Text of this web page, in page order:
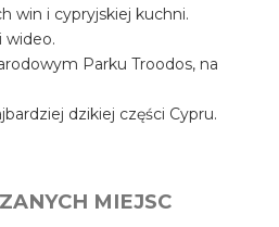
win i cypryjskiej kuchni.
wideo.
Parku Troodos, na
dzikiej części Cypru.
MIEJSC